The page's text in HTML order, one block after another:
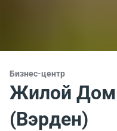
Бизнес-центр
Жилой Дом
(Вэрден)